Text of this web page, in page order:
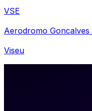
VSE
Aerodromo
Viseu